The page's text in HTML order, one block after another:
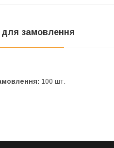
для замовлення
100 шт.